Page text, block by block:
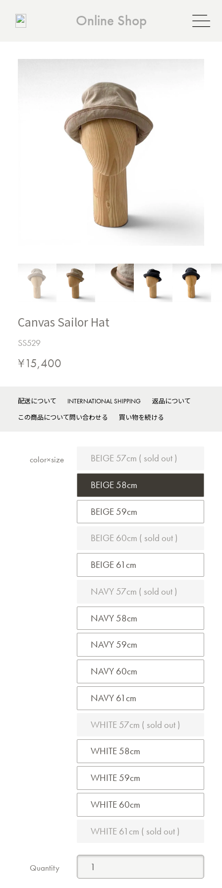
Online Shop
Canvas Sailor Hat
SS529
¥15,400
配送について INTERNATIONAL SHIPPING
返品について
この商品について問い合わせる
買い物を続ける
color×size BEIGE 57cm ( sold out )
BEIGE 58cm
BEIGE 59cm
BEIGE 60cm ( sold out )
BEIGE 61cm
NAVY 57cm ( sold out )
NAVY 58cm
NAVY 59cm
NAVY 60cm
NAVY 61cm
WHITE 57cm ( sold out )
WHITE 58cm
WHITE 59cm
WHITE 60cm
WHITE 61cm ( sold out )
Quantity